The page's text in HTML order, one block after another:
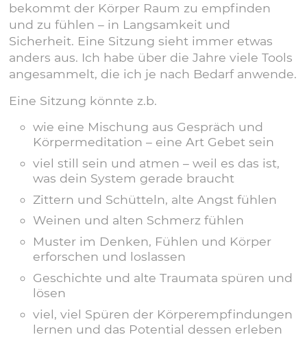
bekommt der Körper Raum zu empfinden
und zu fühlen – in Langsamkeit und
Sicherheit. Eine Sitzung sieht immer etwas
anders aus. Ich habe über die Jahre viele Tools
angesammelt, die ich je nach Bedarf anwende.
Eine Sitzung könnte z.b.
wie eine Mischung aus Gespräch und
Körpermeditation – eine Art Gebet sein
viel still sein und atmen – weil es das ist,
was dein System gerade braucht
Zittern und Schütteln, alte Angst fühlen
Weinen und alten Schmerz fühlen
Muster im Denken, Fühlen und Körper
erforschen und loslassen
Geschichte und alte Traumata spüren und
lösen
viel, viel Spüren der Körperempfindungen
lernen und das Potential dessen erleben